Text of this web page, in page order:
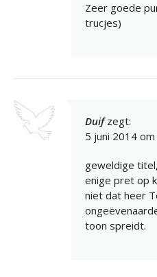
Zeer goede
trucjes)
Duif zegt:
5 juni 2014 om
geweldige
enige pret op
niet dat heer
toon spreidt.